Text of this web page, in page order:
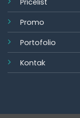
Pricelist
Promo
Portofolio
Kontak